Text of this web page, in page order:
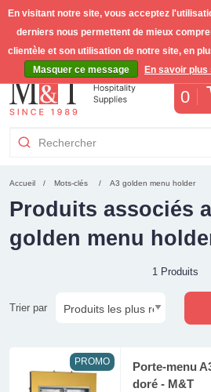
0
Accueil Mots-clés A3 golden menu holder
Produits associés
golden menu
1 Produits
Trier par
PROMO
Porte-menu
doré - M&T
En visitant notre site, vous acceptez
derniers nous permettent de mieux
clientèle et son utilisation de notre site, en
Masquer ce message
En savoir